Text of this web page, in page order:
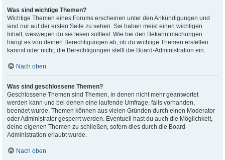
Was sind wichtige Themen?
Wichtige Themen eines Forums erscheinen unter den Ankündigungen und
sind nur auf der ersten Seite zu sehen. Sie haben meist einen wichtigen
Inhalt, weswegen du sie lesen solltest. Wie bei den Bekanntmachungen
hängt es von deinen Berechtigungen ab, ob du wichtige Themen erstellen
kannst oder nicht; die Berechtigungen stellt die Board-Administration ein.
Nach oben
Was sind geschlossene Themen?
Geschlossene Themen sind Themen, in denen nicht mehr geantwortet
werden kann und bei denen eine laufende Umfrage, falls vorhanden,
beendet wurde. Themen können aus vielen Gründen durch einen Moderator
oder Administrator gesperrt werden. Eventuell hast du auch die Möglichkeit,
deine eigenen Themen zu schließen, sofern dies durch die Board-
Administration erlaubt wurde.
Nach oben